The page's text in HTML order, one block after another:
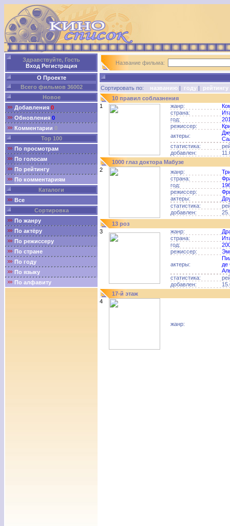
Здравствуйте, Гость
Вход Регистрация
О Проекте
Всего фильмов 36002
Новое
Добавления 0
Обновления 0
Комментарии 0
Top 100
По просмотрам
По голосам
По рейтингу
По комментариям
Каталоги
Все
Сортировка
По жанру
По актёру
По режиссеру
По стране
По году
По языку
По алфавиту
Название фильма:
Сортировать по: названию | году | рейтингу
10 правил соблазнения
1
жанр:
страна:
год:
режиссер:
актеры:
статистика:
добавлен:
1000 глаз доктора Мабузе
2
жанр:
страна:
год:
режиссер:
актеры:
статистика:
добавлен:
13 роз
3
жанр:
страна:
год:
режиссер:
актеры:
де
статистика:
добавлен:
17-й этаж
4
жанр: